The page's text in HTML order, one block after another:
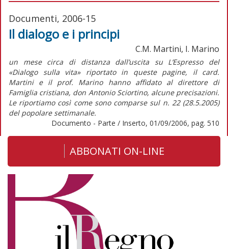
Documenti, 2006-15
Il dialogo e i principi
C.M. Martini, I. Marino
un mese circa di distanza dall’uscita su L’Espresso del
«Dialogo sulla vita» riportato in queste pagine, il card.
Martini e il prof. Marino hanno affidato al direttore di
Famiglia cristiana, don Antonio Sciortino, alcune precisazioni.
Le riportiamo così come sono comparse sul n. 22 (28.5.2005)
del popolare settimanale.
Documento - Parte / Inserto, 01/09/2006, pag. 510
ABBONATI ON-LINE